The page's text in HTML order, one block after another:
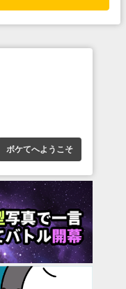
ボケてへようこそ